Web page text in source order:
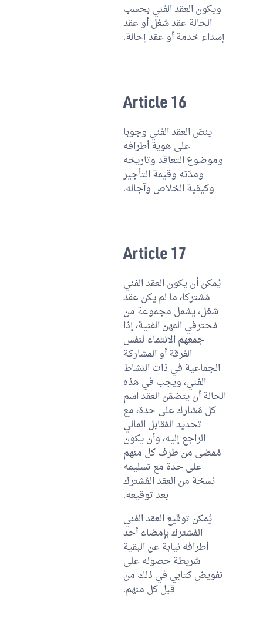
ويكون العقد الفني بحسب
الحالة عقد شغل أو عقد
إسداء خدمة أو عقد إحالة.
Article 16
ينصّ العقد الفني وجوبا
على هوية أطرافه
وموضوع التعاقد وتاريخه
ومدّته وقيمة التأجير
وكيفية الخلاص وآجاله.
Article 17
يُمكن أن يكون العقد الفني
مُشتركا، ما لم يكن عقد
شغل، يشمل مجموعة من
مُحترفي المهن الفنية، إذا
جمعهم الانتماء لنفس
الفرقة أو المشاركة
الجماعية في ذات النشاط
الفني، ويجب في هذه
الحالة أن يتضمّن العقد اسم
كل مٌشارك على حدة، مع
تحديد المُقابل المالي
الراجع إليه، وأن يكون
مُمضى من طرف كل منهم
على حدة مع تسليمه
نسخة من العقد المُشترك
بعد توقيعه.
يُمكن توقيع العقد الفني
المُشترك بإمضاء أحد
أطرافه نيابة عن البقية
شريطة حصوله على
تفويض كتابي في ذلك من
قبل كل منهم.